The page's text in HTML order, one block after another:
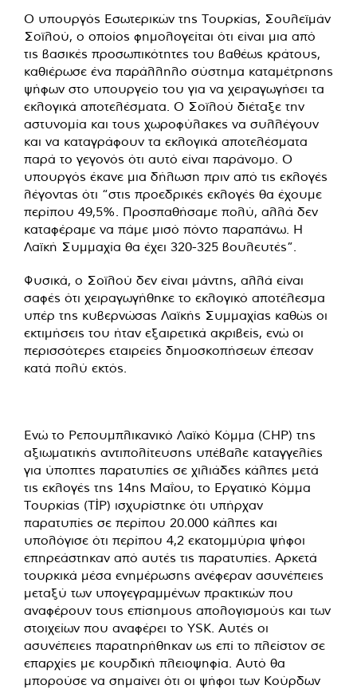
Ο υπουργός Εσωτερικών της Τουρκίας, Σουλεϊμάν
Σοϊλού, ο οποίος φημολογείται ότι είναι μια από
τις βασικές προσωπικότητες του βαθέως κράτους,
καθιέρωσε ένα παράλληλο σύστημα καταμέτρησης
ψήφων στο υπουργείο του για να χειραγωγήσει τα
εκλογικά αποτελέσματα. Ο Σοϊλού διέταξε την
αστυνομία και τους χωροφύλακες να συλλέγουν
και να καταγράφουν τα εκλογικά αποτελέσματα
παρά το γεγονός ότι αυτό είναι παράνομο. Ο
υπουργός έκανε μια δήλωση πριν από τις εκλογές
λέγοντας ότι “στις προεδρικές εκλογές θα έχουμε
περίπου 49,5%. Προσπαθήσαμε πολύ, αλλά δεν
καταφέραμε να πάμε μισό πόντο παραπάνω. Η
Λαϊκή Συμμαχία θα έχει 320-325 βουλευτές”.
Φυσικά, ο Σοϊλού δεν είναι μάντης, αλλά είναι
σαφές ότι χειραγωγήθηκε το εκλογικό αποτέλεσμα
υπέρ της κυβερνώσας Λαϊκής Συμμαχίας καθώς οι
εκτιμήσεις του ήταν εξαιρετικά ακριβείς, ενώ οι
περισσότερες εταιρείες δημοσκοπήσεων έπεσαν
κατά πολύ εκτός.
Ενώ το Ρεπουμπλικανικό Λαϊκό Κόμμα (CHP) της
αξιωματικής αντιπολίτευσης υπέβαλε καταγγελίες
για ύποπτες παρατυπίες σε χιλιάδες κάλπες μετά
τις εκλογές της 14ης Μαΐου, το Εργατικό Κόμμα
Τουρκίας (TİP) ισχυρίστηκε ότι υπήρχαν
παρατυπίες σε περίπου 20.000 κάλπες και
υπολόγισε ότι περίπου 4,2 εκατομμύρια ψήφοι
επηρεάστηκαν από αυτές τις παρατυπίες. Αρκετά
τουρκικά μέσα ενημέρωσης ανέφεραν ασυνέπειες
μεταξύ των υπογεγραμμένων πρακτικών που
αναφέρουν τους επίσημους απολογισμούς και των
στοιχείων που αναφέρει το YSK. Αυτές οι
ασυνέπειες παρατηρήθηκαν ως επί το πλείστον σε
επαρχίες με κουρδική πλειοψηφία. Αυτό θα
μπορούσε να σημαίνει ότι οι ψήφοι των Κούρδων